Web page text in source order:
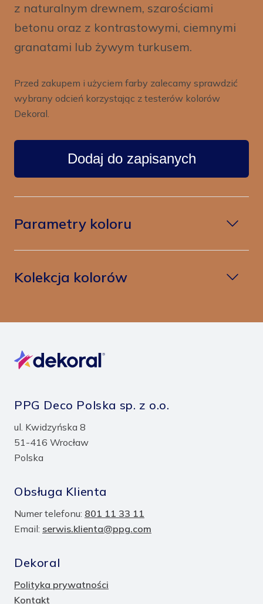
z naturalnym drewnem, szarościami
betonu oraz z kontrastowymi, ciemnymi
granatami lub żywym turkusem.
Przed zakupem i użyciem farby zalecamy sprawdzić
wybrany odcień korzystając z testerów kolorów
Dekoral.
Dodaj do zapisanych
Parametry koloru
Kolekcja kolorów
PPG Deco Polska sp. z o.o.
ul. Kwidzyńska 8
51-416 Wrocław
Polska
Obsługa Klienta
Numer telefonu: 801 11 33 11
Email: serwis.klienta@ppg.com
Dekoral
Polityka prywatności
Kontakt